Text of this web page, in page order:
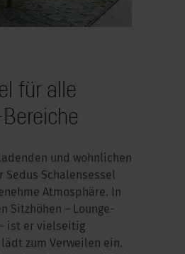
für alle
und wohnlichen
Sedus Schalensessel
Atmosphäre. In
Sitzhöhen – Lounge-
ist er vielseitig
zum Verweilen ein.